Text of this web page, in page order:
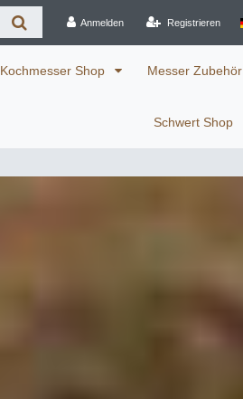
Anmelden Registrieren
Kochmesser Shop Messer Zubehör
Schwert Shop